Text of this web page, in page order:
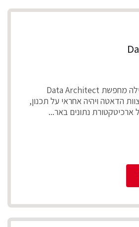
חברת דאטה מובילה מחפשת Data Architect
הדאטה ויהיה אחראי על תכנון,
ארכיטקטורת נתונים באר...